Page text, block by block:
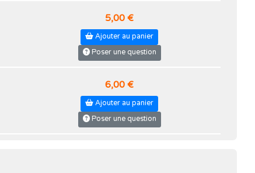
5,00 €
Ajouter au panier
Poser une question
6,00 €
Ajouter au panier
Poser une question